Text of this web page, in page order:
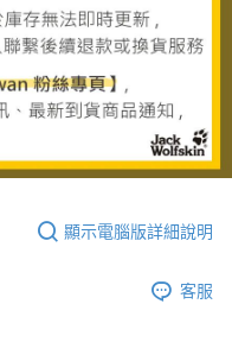
顯示電腦版詳細說明
客服